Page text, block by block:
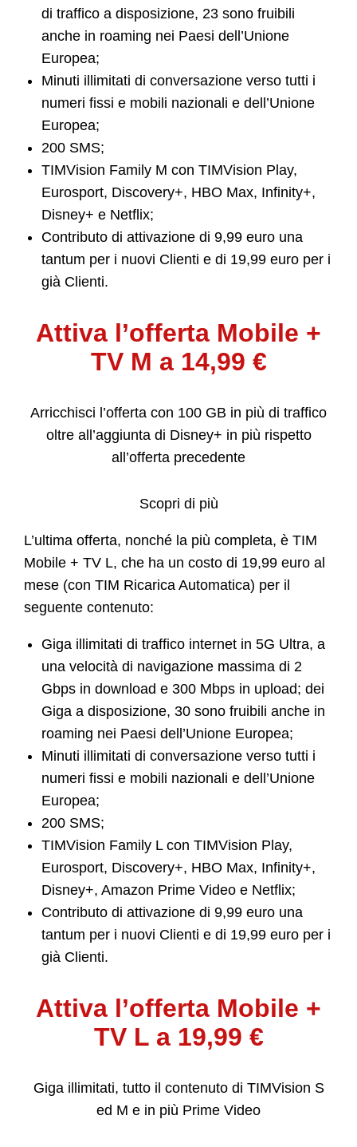
di traffico a disposizione, 23 sono fruibili
anche in roaming nei Paesi dell’Unione
Europea;
Minuti illimitati di conversazione verso tutti i
numeri fissi e mobili nazionali e dell’Unione
Europea;
200 SMS;
TIMVision Family M con TIMVision Play,
Eurosport, Discovery+, HBO Max, Infinity+,
Disney+ e Netflix;
Contributo di attivazione di 9,99 euro una
tantum per i nuovi Clienti e di 19,99 euro per i
già Clienti.
Attiva l’offerta Mobile +
TV M a 14,99 €
Arricchisci l’offerta con 100 GB in più di traffico
oltre all’aggiunta di Disney+ in più rispetto
all’offerta precedente
Scopri di più
L’ultima offerta, nonché la più completa, è TIM
Mobile + TV L, che ha un costo di 19,99 euro al
mese (con TIM Ricarica Automatica) per il
seguente contenuto:
Giga illimitati di traffico internet in 5G Ultra, a
una velocità di navigazione massima di 2
Gbps in download e 300 Mbps in upload; dei
Giga a disposizione, 30 sono fruibili anche in
roaming nei Paesi dell’Unione Europea;
Minuti illimitati di conversazione verso tutti i
numeri fissi e mobili nazionali e dell’Unione
Europea;
200 SMS;
TIMVision Family L con TIMVision Play,
Eurosport, Discovery+, HBO Max, Infinity+,
Disney+, Amazon Prime Video e Netflix;
Contributo di attivazione di 9,99 euro una
tantum per i nuovi Clienti e di 19,99 euro per i
già Clienti.
Attiva l’offerta Mobile +
TV L a 19,99 €
Giga illimitati, tutto il contenuto di TIMVision S
ed M e in più Prime Video